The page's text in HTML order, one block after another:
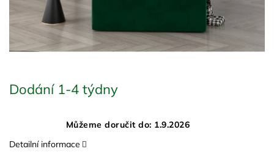
Dodání 1-4 týdny
Můžeme doručit do: 1.9.2026
Detailní informace